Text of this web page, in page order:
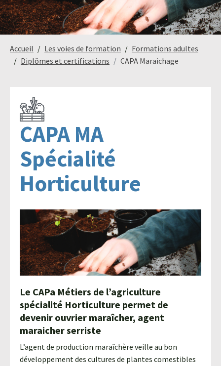
jardins
Trouver
sa
voie
Accueil Les voies de formation
Formations adultes
Diplômes et certifications
CAPA Maraichage
CAPA MA
Spécialité
Horticulture
Le CAPa Métiers de l’agriculture
spécialité Horticulture permet de
devenir ouvrier maraîcher, agent
maraicher serriste
L’agent de production maraîchère veille au bon
développement des cultures de plantes comestibles